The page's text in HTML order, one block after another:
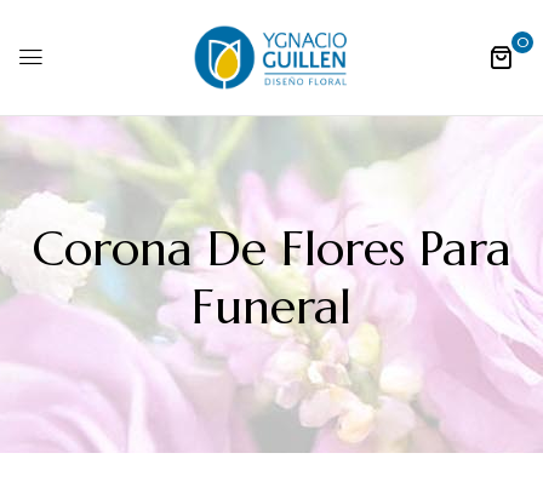
0
Corona De Flores Para
Funeral